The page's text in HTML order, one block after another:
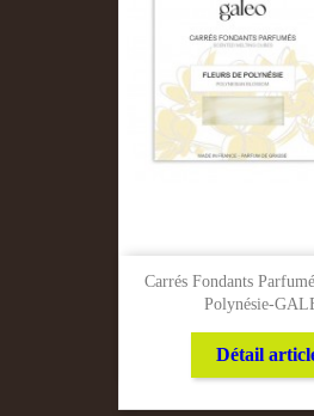
Carrés Fondants
Polynésie-
Détail